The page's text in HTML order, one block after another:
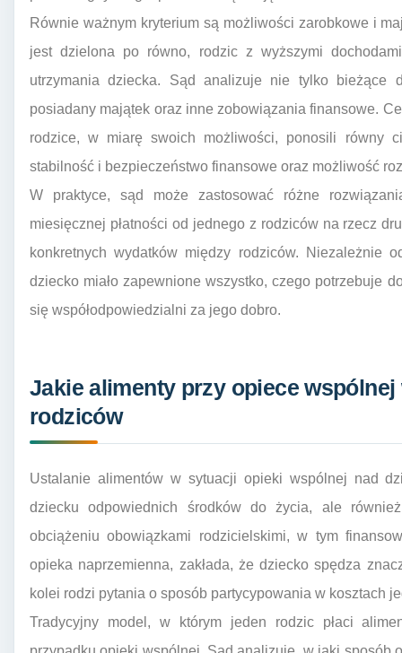
Równie ważnym kryterium są możliwości zarobkowe i
jest dzielona po równo, rodzic z wyższymi
utrzymania dziecka. Sąd analizuje nie tylko bieżące
posiadany majątek oraz inne zobowiązania finansowe.
rodzice, w miarę swoich możliwości, ponosili równy
stabilność i bezpieczeństwo finansowe oraz możliwość
W praktyce, sąd może zastosować różne
miesięcznej płatności od jednego z rodziców na rzecz
konkretnych wydatków między rodziców. Niezależnie
dziecko miało zapewnione wszystko, czego potrzebuje
się współodpowiedzialni za jego dobro.
Jakie alimenty przy opiece wspólnej
rodziców
Ustalanie alimentów w sytuacji opieki wspólnej nad
dziecku odpowiednich środków do życia, ale
obciążeniu obowiązkami rodzicielskimi, w tym
opieka naprzemienna, zakłada, że dziecko spędza
kolei rodzi pytania o sposób partycypowania w kosztach
Tradycyjny model, w którym jeden rodzic płaci